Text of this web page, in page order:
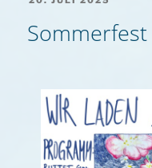
Sommerfest